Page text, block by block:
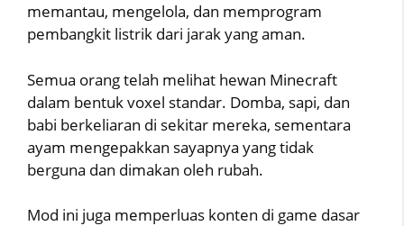
memantau, mengelola, dan memprogram
pembangkit listrik dari jarak yang aman.
Semua orang telah melihat hewan Minecraft
dalam bentuk voxel standar. Domba, sapi, dan
babi berkeliaran di sekitar mereka, sementara
ayam mengepakkan sayapnya yang tidak
berguna dan dimakan oleh rubah.
Mod ini juga memperluas konten di game dasar